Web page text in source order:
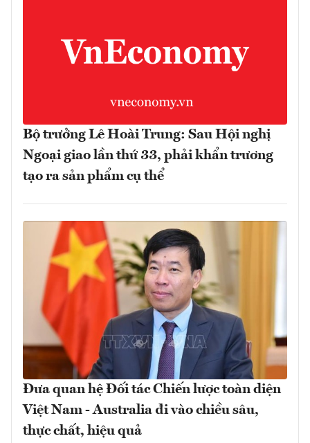
Bộ trưởng Lê Hoài Trung: Sau Hội nghị
Ngoại giao lần thứ 33, phải khẩn trương
tạo ra sản phẩm cụ thể
Đưa quan hệ Đối tác Chiến lược toàn diện
Việt Nam - Australia đi vào chiều sâu,
thực chất, hiệu quả